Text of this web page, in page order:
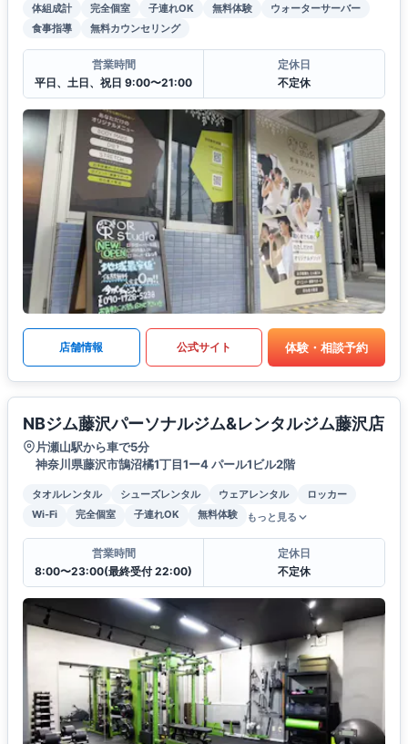
体組成計 完全個室 子連れOK 無料体験
ウォーターサーバー
食事指導
無料カウンセリング
営業時間
平日、土日、祝日 9:00〜21:00
定休日
不定休
店舗情報 公式サイト 体験・相談予約
NBジム藤沢パーソナルジム&レンタルジム藤沢店
片瀬山駅から車で5分
神奈川県藤沢市鵠沼橘1丁目1ー4 パール1ビル2階
タオルレンタル シューズレンタル ウェアレンタル
ロッカー
Wi-Fi
完全個室 子連れOK 無料体験 もっと見る
営業時間
8:00〜23:00(最終受付 22:00)
定休日
不定休